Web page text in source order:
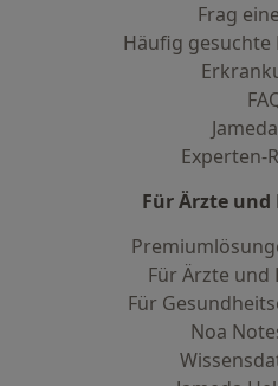
Frag
Häufig gesuchte
Experten-
Für Ärzte
Für Ärzte
Für
Noa